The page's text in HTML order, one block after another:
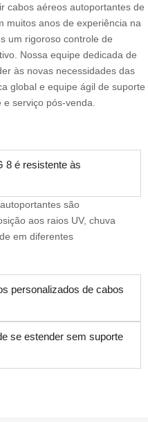
cabos aéreos autoportantes de
muitos anos de experiência na
um rigoroso controle de
Nossa equipe dedicada de
às novas necessidades das
global e equipe ágil de suporte
serviço pós-venda.
8 é resistente às
são
aos raios UV, chuva
em diferentes
personalizados de cabos
se estender sem suporte